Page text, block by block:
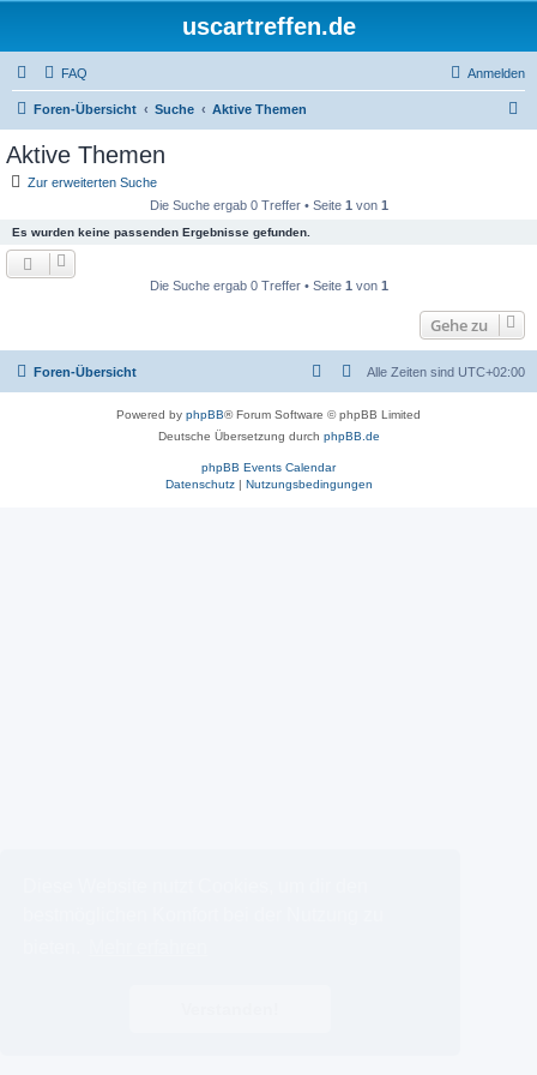
uscartreffen.de
FAQ Anmelden
Foren-Übersicht Suche Aktive Themen
Aktive Themen
Zur erweiterten Suche
Die Suche ergab 0 Treffer • Seite 1 von 1
Es wurden keine passenden Ergebnisse gefunden.
Die Suche ergab 0 Treffer • Seite 1 von 1
Gehe zu
Foren-Übersicht Alle Zeiten sind UTC+02:00
Powered by phpBB® Forum Software © phpBB Limited
Deutsche Übersetzung durch phpBB.de
phpBB Events Calendar
Datenschutz| Nutzungsbedingungen